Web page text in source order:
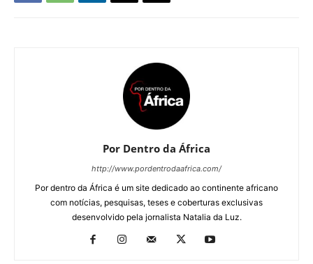
Por Dentro da África
http://www.pordentrodaafrica.com/
Por dentro da África é um site dedicado ao continente africano
com notícias, pesquisas, teses e coberturas exclusivas
desenvolvido pela jornalista Natalia da Luz.